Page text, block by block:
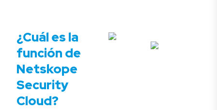
¿Cuál es la
función de
Netskope
Security
Cloud?